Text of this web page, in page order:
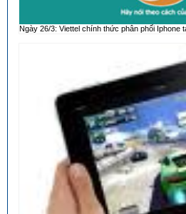
Ngày 26/3: Viettel chính thức phân phối Iphone